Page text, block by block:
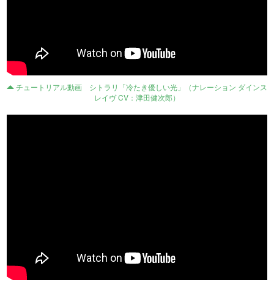
チュートリアル動画 シトラリ「冷たき優しい光」（ナレーション ダインス
レイヴ CV：津田健次郎）